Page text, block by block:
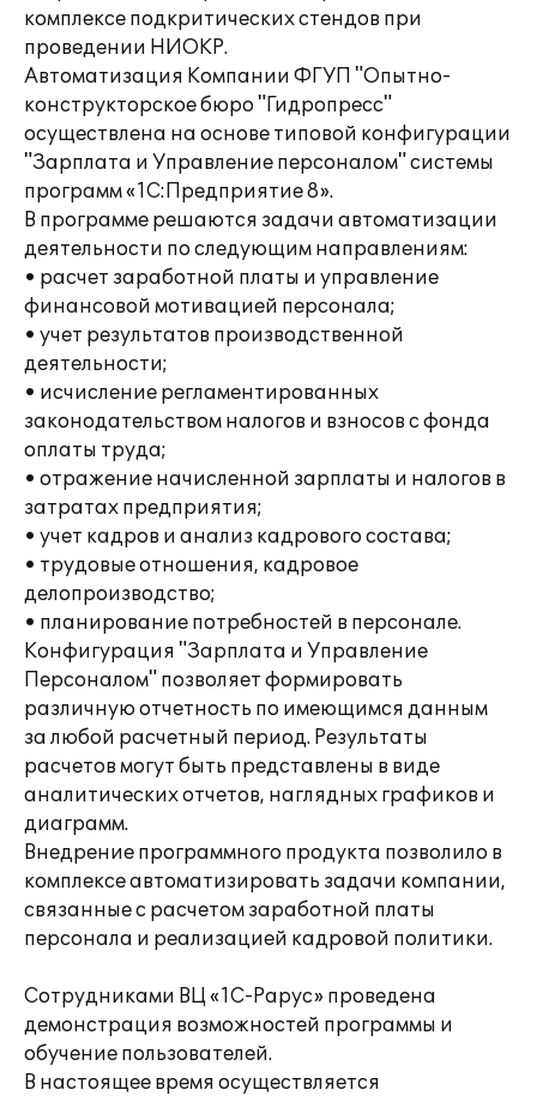
комплексе подкритических стендов при
проведении НИОКР.
Автоматизация Компании ФГУП "Опытно-
конструкторское бюро "Гидропресс"
осуществлена на основе типовой конфигурации
"Зарплата и Управление персоналом" системы
программ «1С:Предприятие 8».
В программе решаются задачи автоматизации
деятельности по следующим направлениям:
• расчет заработной платы и управление
финансовой мотивацией персонала;
• учет результатов производственной
деятельности;
• исчисление регламентированных
законодательством налогов и взносов с фонда
оплаты труда;
• отражение начисленной зарплаты и налогов в
затратах предприятия;
• учет кадров и анализ кадрового состава;
• трудовые отношения, кадровое
делопроизводство;
• планирование потребностей в персонале.
Конфигурация "Зарплата и Управление
Персоналом" позволяет формировать
различную отчетность по имеющимся данным
за любой расчетный период. Результаты
расчетов могут быть представлены в виде
аналитических отчетов, наглядных графиков и
диаграмм.
Внедрение программного продукта позволило в
комплексе автоматизировать задачи компании,
связанные с расчетом заработной платы
персонала и реализацией кадровой политики.
Сотрудниками ВЦ «1С-Рарус» проведена
демонстрация возможностей программы и
обучение пользователей.
В настоящее время осуществляется